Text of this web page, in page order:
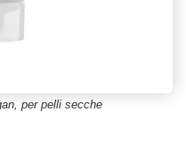
per pelli secche